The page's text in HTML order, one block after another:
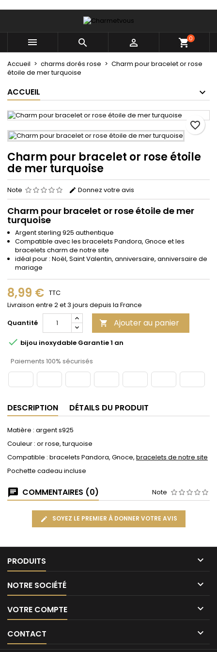
   shopping_cart0
Accueil charms dorés rose
Charm pour bracelet or rose
étoile de mer turquoise
ACCUEIL
favorite_border
Charm pour bracelet or rose étoile
de mer turquoise
Note Donnez votre avis
Charm pour bracelet or rose étoile de mer
turquoise
Argent sterling 925 authentique
Compatible avec les bracelets Pandora, Gnoce et les
bracelets charm de notre site
idéal pour : Noël, Saint Valentin, anniversaire, anniversaire de
mariage
8,99 € TTC
Livraison entre 2 et 3 jours depuis la France
Quantité
 Ajouter au panier
 bijou inoxydable Garantie 1 an
Paiements 100% sécurisés
DESCRIPTION DÉTAILS DU PRODUIT
Matière : argent s925
Couleur : or rose, turquoise
Compatible : bracelets Pandora, Gnoce, bracelets de notre site
Pochette cadeau incluse
COMMENTAIRES (0) Note
SOYEZ LE PREMIER À DONNER VOTRE AVIS
PRODUITS 
NOTRE SOCIÉTÉ 
VOTRE COMPTE 
CONTACT 
×
add_circle_outline Créer une nouvelle liste
Créer une liste d'envies ×
Nom de la liste d'envies
×
Vous devez être connecté pour ajouter des produits
à votre liste d'envies.